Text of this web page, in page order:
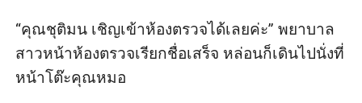
“คุณชุติมน เชิญเข้าห้องตรวจได้เลยค่ะ” พยาบาล
สาวหน้าห้องตรวจเรียกชื่อเสร็จ หล่อนก็เดินไปนั่งที่
หน้าโต๊ะคุณหมอ